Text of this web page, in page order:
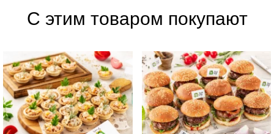
С этим товаром покупают